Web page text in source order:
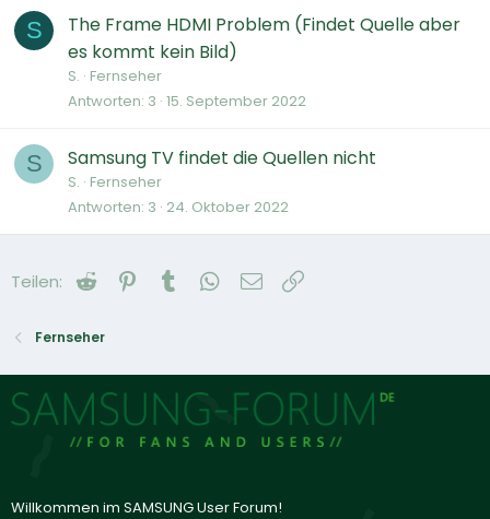
S
The Frame HDMI Problem (Findet Quelle aber
es kommt kein Bild)
S. Fernseher
Antworten 3 15. September 2022
S Samsung TV findet die Quellen nicht
S. Fernseher
Antworten 3 24. Oktober 2022
Teilen: Reddit Pinterest
Tumblr WhatsApp
E-Mail
Fernseher
Willkommen im SAMSUNG User Forum!